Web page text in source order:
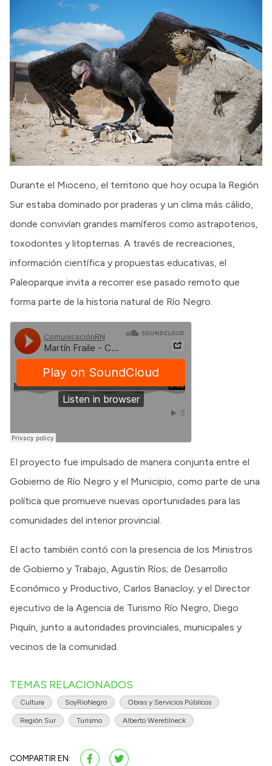
Durante el Mioceno, el territorio que hoy ocupa la Región
Sur estaba dominado por praderas y un clima más cálido,
donde convivían grandes mamíferos como astrapoterios,
toxodontes y litopternas. A través de recreaciones,
información científica y propuestas educativas, el
Paleoparque invita a recorrer ese pasado remoto que
forma parte de la historia natural de Río Negro.
El proyecto fue impulsado de manera conjunta entre el
Gobierno de Río Negro y el Municipio, como parte de una
política que promueve nuevas oportunidades para las
comunidades del interior provincial.
El acto también contó con la presencia de los Ministros
de Gobierno y Trabajo, Agustín Ríos; de Desarrollo
Económico y Productivo, Carlos Banacloy; y el Director
ejecutivo de la Agencia de Turismo Río Negro, Diego
Piquín, junto a autoridades provinciales, municipales y
vecinos de la comunidad.
TEMAS RELACIONADOS
Cultura SoyRioNegro Obras y Servicios Públicos
Región Sur Turismo Alberto Weretilneck
COMPARTIR EN: